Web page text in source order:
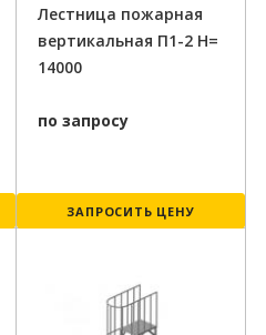
Лестница пожарная
вертикальная П1-2 H=
14000
по запросу
ЗАПРОСИТЬ ЦЕНУ